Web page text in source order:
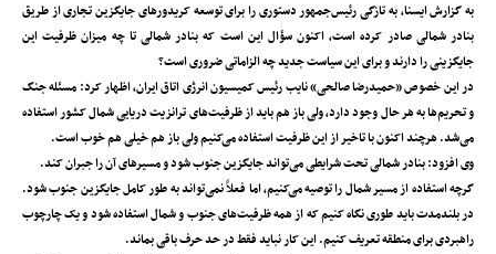
به گزارش ایسنا، به تازگی رئیس‌جمهور دستوری را برای توسعه کریدورهای جایگزین تجاری از طریق
بنادر شمالی صادر کرده است، اکنون سؤال این است که بنادر شمالی تا چه میزان ظرفیت این
جایگزینی را دارند و برای این سیاست جدید چه الزاماتی ضروری است؟
در این خصوص «حمیدرضا صالحی» نایب ‌رئیس کمیسیون انرژی اتاق ایران، اظهار کرد: مسئله جنگ
و تحریم‌ها به هر حال وجود دارد، ولی باز هم باید از ظرفیت‌های ترانزیت دریایی شمال کشور استفاده
می‌شد. هرچند اکنون با تاخیر از این ظرفیت استفاده می‌کنیم ولی باز هم خیلی هم خوب است.
وی افزود: بنادر شمالی تحت شرایطی می‌تواند جایگزین جنوب شود و مسیرهای آن را جبران کند.
گرچه استفاده از مسیر شمال را توصیه می‌کنیم، اما فعلاً نمی‌تواند به ‌طور کامل جایگزین جنوب شود.
در بلندمدت باید طوری نگاه کنیم که از همه ظرفیت‌های جنوب و شمال استفاده شود و یک چارچوب
راهبردی برای منطقه تعریف کنیم. این کار نباید فقط در حد حرف باقی بماند.